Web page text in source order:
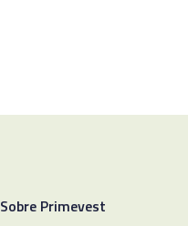
Sobre Primevest